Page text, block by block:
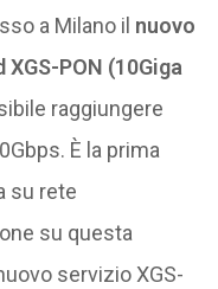
a Milano il nuovo
PON (10Giga
raggiungere
È la prima
su rete
su questa
servizio XGS-